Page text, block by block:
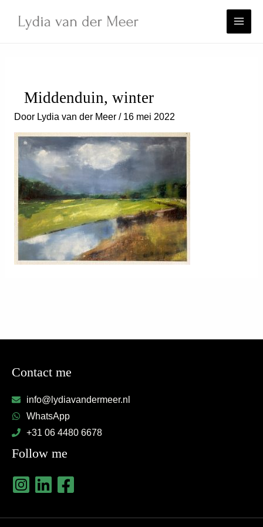
Middenduin, winter
Door Lydia van der Meer / 16 mei 2022
Contact me
info@lydiavandermeer.nl
WhatsApp
+31 06 4480 6678
Follow me